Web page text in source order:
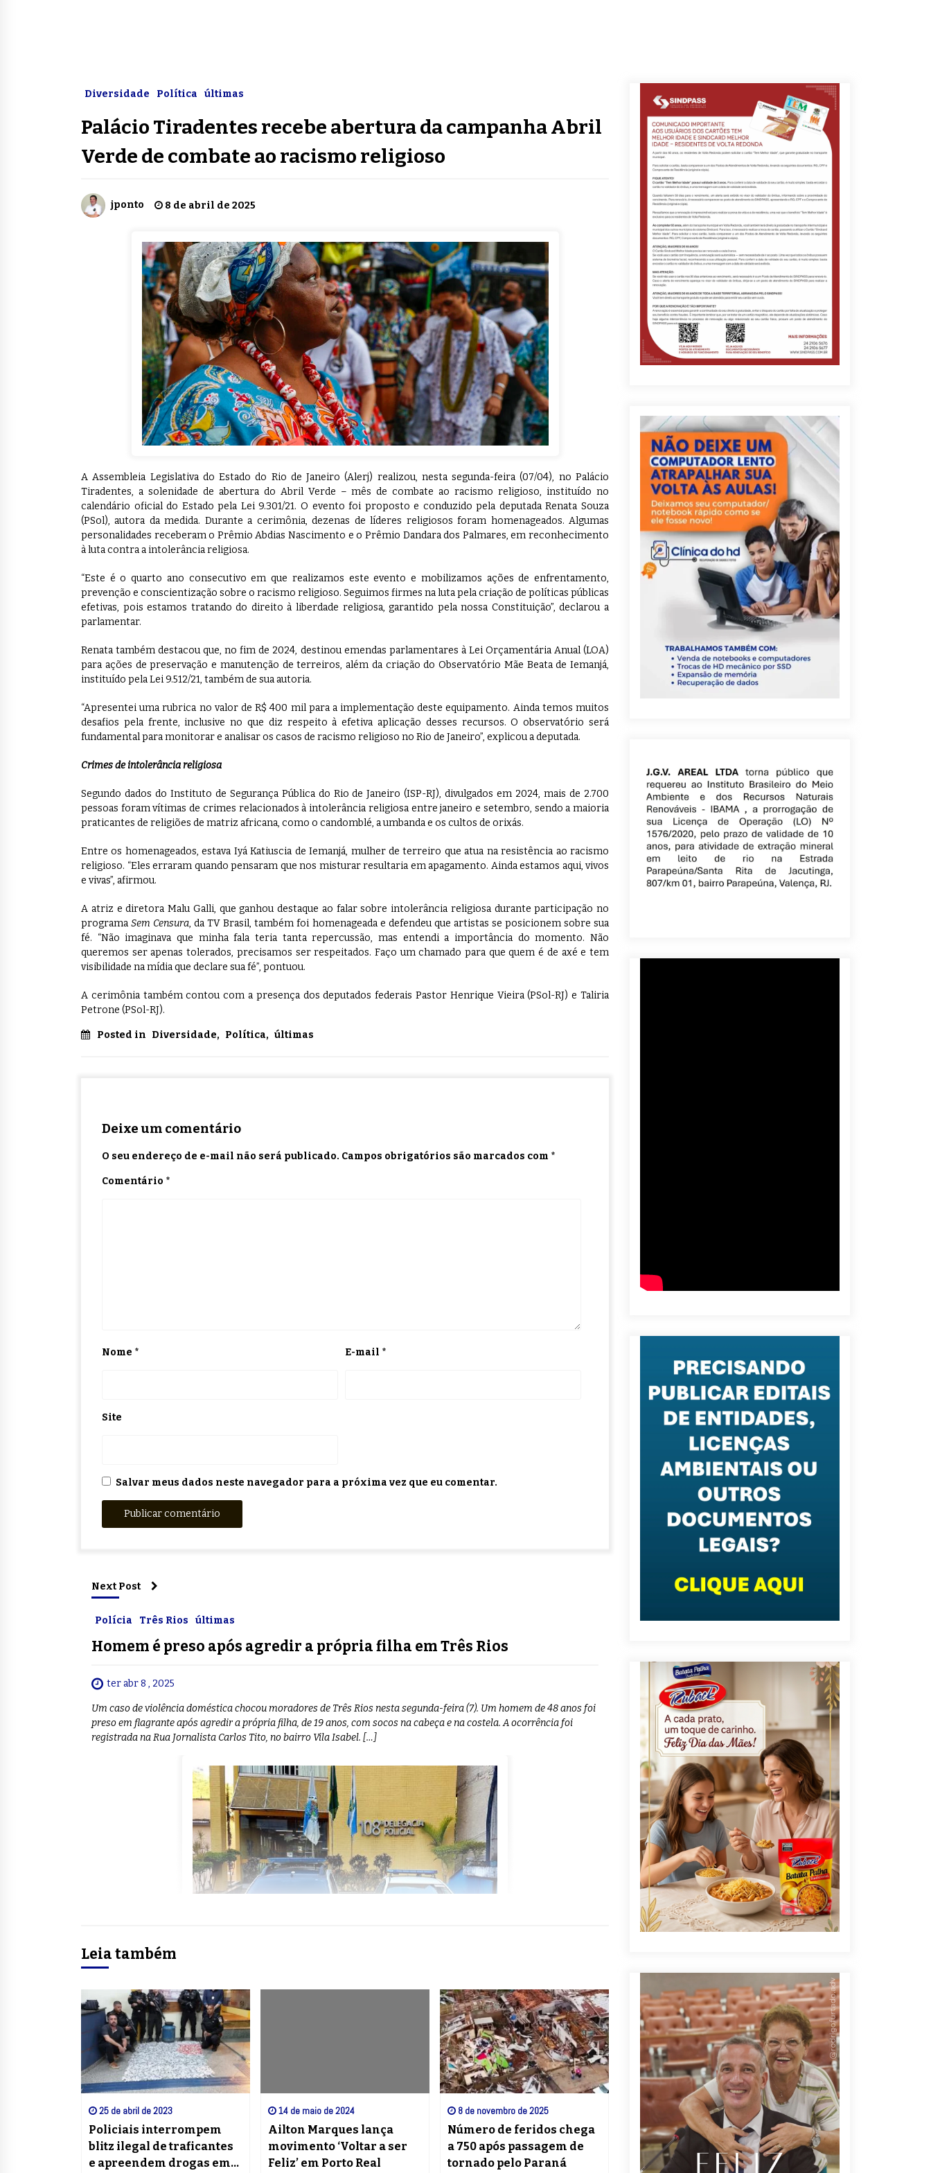
Diversidade Política últimas
Palácio Tiradentes recebe abertura da campanha Abril
Verde de combate ao racismo religioso
jponto 8 de abril de 2025
A Assembleia Legislativa do Estado do Rio de Janeiro (Alerj) realizou, nesta segunda-feira (07/04), no Palácio
Tiradentes, a solenidade de abertura do Abril Verde – mês de combate ao racismo religioso, instituído no
calendário oficial do Estado pela Lei 9.301/21. O evento foi proposto e conduzido pela deputada Renata Souza
(PSol), autora da medida. Durante a cerimônia, dezenas de líderes religiosos foram homenageados. Algumas
personalidades receberam o Prêmio Abdias Nascimento e o Prêmio Dandara dos Palmares, em reconhecimento
à luta contra a intolerância religiosa.
“Este é o quarto ano consecutivo em que realizamos este evento e mobilizamos ações de enfrentamento,
prevenção e conscientização sobre o racismo religioso. Seguimos firmes na luta pela criação de políticas públicas
efetivas, pois estamos tratando do direito à liberdade religiosa, garantido pela nossa Constituição”, declarou a
parlamentar.
Renata também destacou que, no fim de 2024, destinou emendas parlamentares à Lei Orçamentária Anual (LOA)
para ações de preservação e manutenção de terreiros, além da criação do Observatório Mãe Beata de Iemanjá,
instituído pela Lei 9.512/21, também de sua autoria.
“Apresentei uma rubrica no valor de R$ 400 mil para a implementação deste equipamento. Ainda temos muitos
desafios pela frente, inclusive no que diz respeito à efetiva aplicação desses recursos. O observatório será
fundamental para monitorar e analisar os casos de racismo religioso no Rio de Janeiro”, explicou a deputada.
Crimes de intolerância religiosa
Segundo dados do Instituto de Segurança Pública do Rio de Janeiro (ISP-RJ), divulgados em 2024, mais de 2.700
pessoas foram vítimas de crimes relacionados à intolerância religiosa entre janeiro e setembro, sendo a maioria
praticantes de religiões de matriz africana, como o candomblé, a umbanda e os cultos de orixás.
Entre os homenageados, estava Iyá Katiuscia de Iemanjá, mulher de terreiro que atua na resistência ao racismo
religioso. “Eles erraram quando pensaram que nos misturar resultaria em apagamento. Ainda estamos aqui, vivos
e vivas”, afirmou.
A atriz e diretora Malu Galli, que ganhou destaque ao falar sobre intolerância religiosa durante participação no
programaSem Censura, da TV Brasil, também foi homenageada e defendeu que artistas se posicionem sobre sua
fé. “Não imaginava que minha fala teria tanta repercussão, mas entendi a importância do momento. Não
queremos ser apenas tolerados, precisamos ser respeitados. Faço um chamado para que quem é de axé e tem
visibilidade na mídia que declare sua fé”, pontuou.
A cerimônia também contou com a presença dos deputados federais Pastor Henrique Vieira (PSol-RJ) e Taliria
Petrone (PSol-RJ).
Posted in Diversidade, Política, últimas
Deixe um comentário
O seu endereço de e-mail não será publicado. Campos obrigatórios são marcados com *
Comentário *
Nome * E-mail *
Site
Salvar meus dados neste navegador para a próxima vez que eu comentar.
Next Post
Polícia Três Rios últimas
Homem é preso após agredir a própria filha em Três Rios
ter abr 8 , 2025
Um caso de violência doméstica chocou moradores de Três Rios nesta segunda-feira (7). Um homem de 48 anos foi
preso em flagrante após agredir a própria filha, de 19 anos, com socos na cabeça e na costela. A ocorrência foi
registrada na Rua Jornalista Carlos Tito, no bairro Vila Isabel. […]
Leia também
25 de abril de 2023
Policiais interrompem
blitz ilegal de traficantes
e apreendem drogas em
14 de maio de 2024
Ailton Marques lança
movimento ‘Voltar a ser
Feliz’ em Porto Real
8 de novembro de 2025
Número de feridos chega
a 750 após passagem de
tornado pelo Paraná